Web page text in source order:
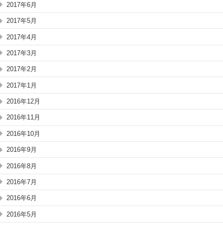
2017年6月
2017年5月
2017年4月
2017年3月
2017年2月
2017年1月
2016年12月
2016年11月
2016年10月
2016年9月
2016年8月
2016年7月
2016年6月
2016年5月